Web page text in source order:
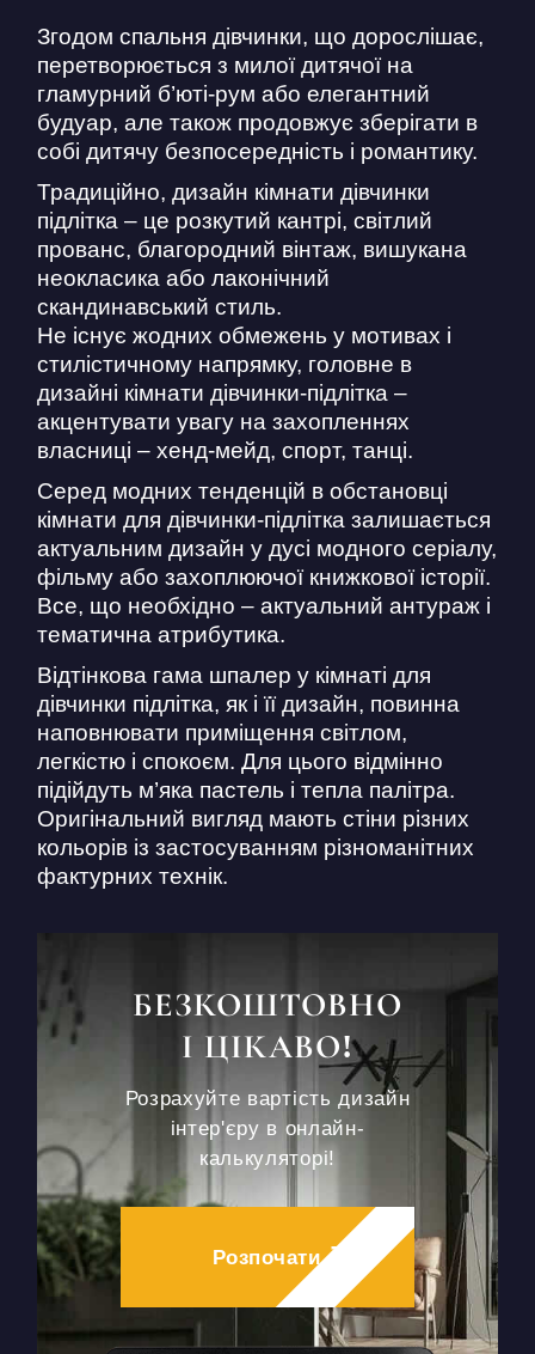
Згодом спальня дівчинки, що дорослішає,
перетворюється з милої дитячої на
гламурний б’юті-рум або елегантний
будуар, але також продовжує зберігати в
собі дитячу безпосередність і романтику.
Традиційно, дизайн кімнати дівчинки
підлітка – це розкутий кантрі, світлий
прованс, благородний вінтаж, вишукана
неокласика або лаконічний
скандинавський стиль.
Не існує жодних обмежень у мотивах і
стилістичному напрямку, головне в
дизайні кімнати дівчинки-підлітка –
акцентувати увагу на захопленнях
власниці – хенд-мейд, спорт, танці.
Серед модних тенденцій в обстановці
кімнати для дівчинки-підлітка залишається
актуальним дизайн у дусі модного серіалу,
фільму або захоплюючої книжкової історії.
Все, що необхідно – актуальний антураж і
тематична атрибутика.
Відтінкова гама шпалер у кімнаті для
дівчинки підлітка, як і її дизайн, повинна
наповнювати приміщення світлом,
легкістю і спокоєм. Для цього відмінно
підійдуть м’яка пастель і тепла палітра.
Оригінальний вигляд мають стіни різних
кольорів із застосуванням різноманітних
фактурних технік.
БЕЗКОШТОВНО
І ЦІКАВО!
Розрахуйте вартість дизайн
інтер'єру в онлайн-
калькуляторі!
Розпочати